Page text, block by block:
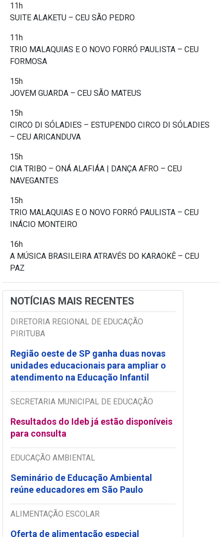
11h
SUITE ALAKETU – CEU SÃO PEDRO
11h
TRIO MALAQUIAS E O NOVO FORRÓ PAULISTA – CEU
FORMOSA
15h
JOVEM GUARDA – CEU SÃO MATEUS
15h
CIRCO DI SÓLADIES – ESTUPENDO CIRCO DI SÓLADIES
– CEU ARICANDUVA
15h
CIA TRIBO – ONÁ ALAFIÁA | DANÇA AFRO – CEU
NAVEGANTES
15h
TRIO MALAQUIAS E O NOVO FORRÓ PAULISTA – CEU
INÁCIO MONTEIRO
16h
A MÚSICA BRASILEIRA ATRAVÉS DO KARAOKÊ – CEU
PAZ
NOTÍCIAS MAIS RECENTES
DIRETORIA REGIONAL DE EDUCAÇÃO
PIRITUBA
Região oeste de SP ganha duas novas
unidades educacionais para ampliar o
atendimento na Educação Infantil
SECRETARIA MUNICIPAL DE EDUCAÇÃO
Resultados do Ideb já estão disponíveis
para consulta
EDUCAÇÃO AMBIENTAL
Seminário de Educação Ambiental
reúne educadores em São Paulo
ALIMENTAÇÃO ESCOLAR
Oferta de alimentação especial